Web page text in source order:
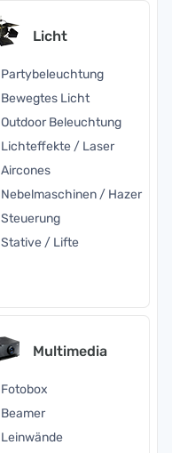
Licht
Partybeleuchtung
Bewegtes Licht
Outdoor Beleuchtung
Lichteffekte / Laser
Aircones
Nebelmaschinen / Hazer
Steuerung
Stative / Lifte
Multimedia
Fotobox
Beamer
Leinwände